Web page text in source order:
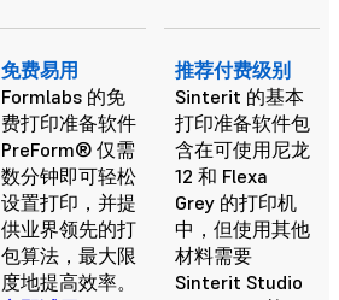
免费易用
Formlabs 的免
费打印准备软件
PreForm® 仅需
数分钟即可轻松
设置打印，并提
供业界领先的打
包算法，最大限
度地提高效率。
推荐付费级别
Sinterit 的基本
打印准备软件包
含在可使用尼龙
12 和 Flexa
Grey 的打印机
中，但使用其他
材料需要
Sinterit Studio